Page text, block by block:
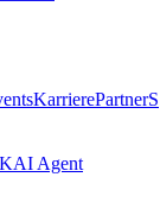
KarrierePartnerS
AI Agent